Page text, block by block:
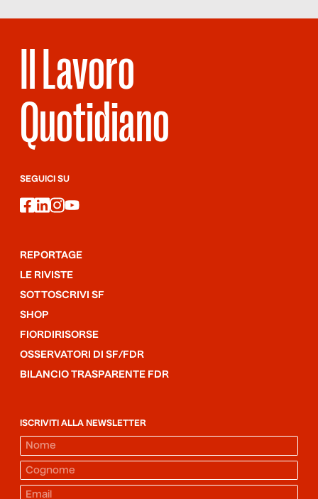
Il Lavoro
Quotidiano
SEGUICI SU
facebook
linkedin
instagram
youtube
REPORTAGE
LE RIVISTE
SOTTOSCRIVI SF
SHOP
FIORDIRISORSE
OSSERVATORI DI SF/FDR
BILANCIO TRASPARENTE FDR
ISCRIVITI ALLA NEWSLETTER